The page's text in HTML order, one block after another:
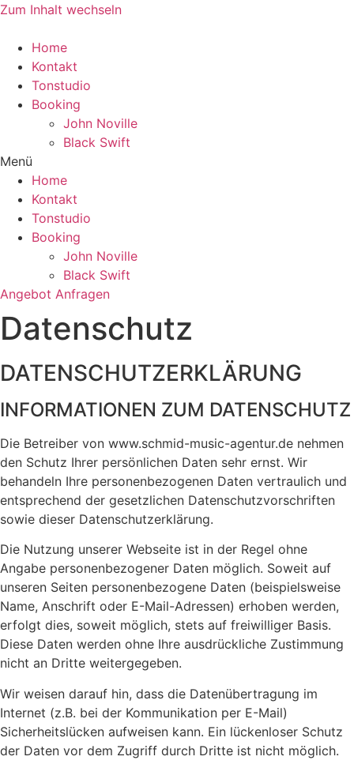
Zum Inhalt wechseln
Home
Kontakt
Tonstudio
Booking
John Noville
Black Swift
Menü
Home
Kontakt
Tonstudio
Booking
John Noville
Black Swift
Angebot Anfragen
Datenschutz
DATENSCHUTZERKLÄRUNG
INFORMATIONEN ZUM DATENSCHUTZ
Die Betreiber von www.schmid-music-agentur.de nehmen
den Schutz Ihrer persönlichen Daten sehr ernst. Wir
behandeln Ihre personenbezogenen Daten vertraulich und
entsprechend der gesetzlichen Datenschutzvorschriften
sowie dieser Datenschutzerklärung.
Die Nutzung unserer Webseite ist in der Regel ohne
Angabe personenbezogener Daten möglich. Soweit auf
unseren Seiten personenbezogene Daten (beispielsweise
Name, Anschrift oder E-Mail-Adressen) erhoben werden,
erfolgt dies, soweit möglich, stets auf freiwilliger Basis.
Diese Daten werden ohne Ihre ausdrückliche Zustimmung
nicht an Dritte weitergegeben.
Wir weisen darauf hin, dass die Datenübertragung im
Internet (z.B. bei der Kommunikation per E-Mail)
Sicherheitslücken aufweisen kann. Ein lückenloser Schutz
der Daten vor dem Zugriff durch Dritte ist nicht möglich.